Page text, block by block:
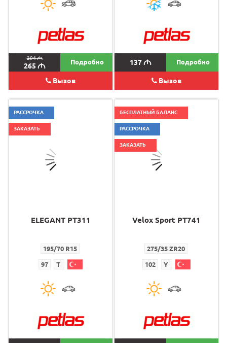
294M
265 M Подробно
Вызов
137M Подробно
Вызов
РАССРОЧКА
ЗАКАЗАТЬ
ELEGANT PT311
195/70 R15
97 T
БЕСПЛАТНЫЙ БАЛАНС
РАССРОЧКА
ЗАКАЗАТЬ
Velox Sport PT741
275/35 ZR20
102 Y